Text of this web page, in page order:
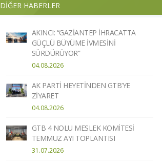
DİĞER HABERLER
AKINCI: “GAZİANTEP İHRACATTA
GÜÇLÜ BÜYÜME İVMESİNİ
SÜRDÜRÜYOR”
04.08.2026
AK PARTİ HEYETİNDEN GTB’YE
ZİYARET
04.08.2026
GTB 4 NOLU MESLEK KOMİTESİ
TEMMUZ AYI TOPLANTISI
31.07.2026